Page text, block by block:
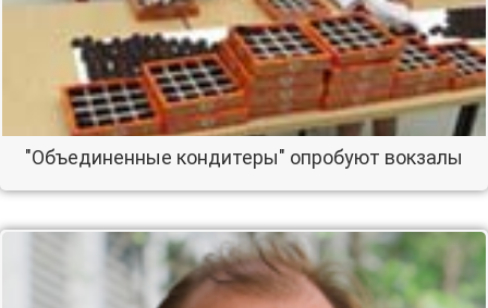
"Объединенные кондитеры" опробуют вокзалы